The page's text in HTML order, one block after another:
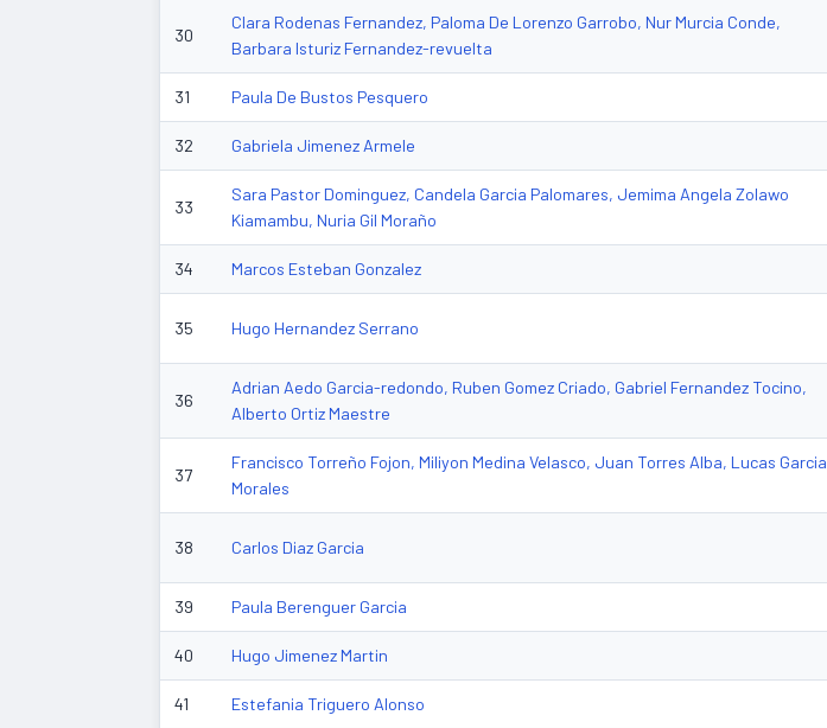
30
Clara Rodenas Fernandez, Paloma De Lorenzo Garrobo, Nur Murcia Conde,
Barbara Isturiz Fernandez-revuelta
31 Paula De Bustos Pesquero
32 Gabriela Jimenez Armele
33
Sara Pastor Dominguez, Candela Garcia Palomares, Jemima Angela Zolawo
Kiamambu, Nuria Gil Moraño
34 Marcos Esteban Gonzalez
35 Hugo Hernandez Serrano
36
Adrian Aedo Garcia-redondo, Ruben Gomez Criado, Gabriel Fernandez Tocino,
Alberto Ortiz Maestre
37
Francisco Torreño Fojon, Miliyon Medina Velasco, Juan Torres Alba, Lucas Garcia
Morales
38 Carlos Diaz Garcia
39 Paula Berenguer Garcia
40 Hugo Jimenez Martin
41 Estefania Triguero Alonso